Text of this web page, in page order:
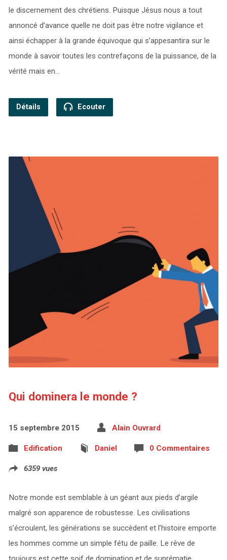
le discernement des chrétiens. Puisque Jésus nous a tout
annoncé d’avance quelle ne doit pas être notre vigilance et
ainsi échapper à la grande équivoque qui s’appesantira sur le
monde à savoir toutes les contrefaçons de la puissance, de la
vérité mais en…
Détails Ecouter
Qui dominera le monde ?
15 septembre 2015 Alain Ouvrard
Edification Daniel 0 Commentaires
6359 vues
Notre monde est semblable à un géant aux pieds d’argile
malgré son apparence de robustesse. Les civilisations
s’écroulent, les générations se succèdent et l’histoire emporte
les hommes comme un simple fétu de paille. Le rêve de